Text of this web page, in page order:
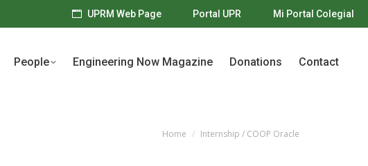
UPRM Web Page Portal UPR Mi Portal Colegial
People Engineering Now Magazine Donations Contact
You are here:
Home Internship / COOP Oracle